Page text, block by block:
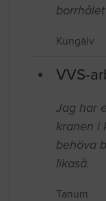
Kungälv
VVS-
Jag har
kranen i
behöva
likaså.
Tanum